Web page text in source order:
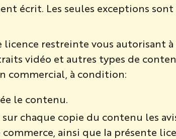
écrit. Les seules exceptions sont
restreinte vous autorisant
vidéo et autres types de
commercial, à condition:
le contenu.
chaque copie du contenu les
ainsi que la présente